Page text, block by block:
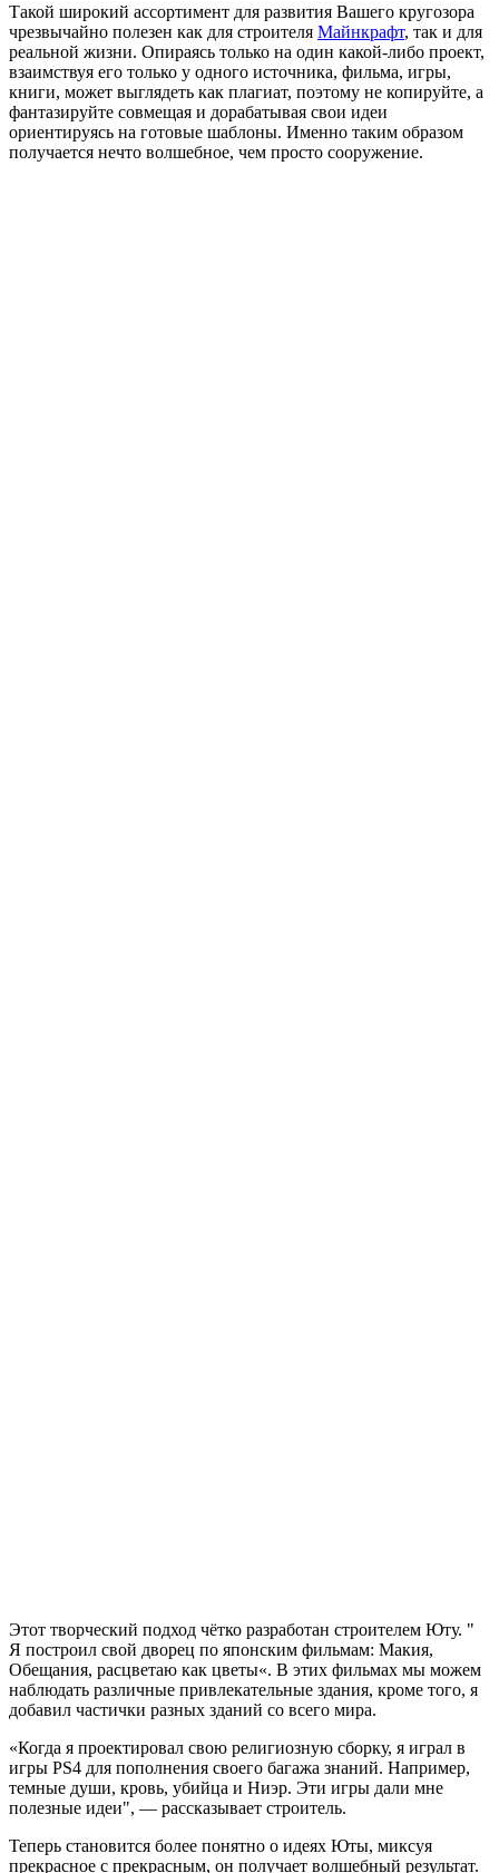
Такой широкий ассортимент для развития Вашего кругозора
чрезвычайно полезен как для строителя Майнкрафт, так и для
реальной жизни. Опираясь только на один какой-либо проект,
взаимствуя его только у одного источника, фильма, игры,
книги, может выглядеть как плагиат, поэтому не копируйте, а
фантазируйте совмещая и дорабатывая свои идеи
ориентируясь на готовые шаблоны. Именно таким образом
получается нечто волшебное, чем просто сооружение.
Этот творческий подход чётко разработан строителем Юту. "
Я построил свой дворец по японским фильмам: Макия,
Обещания, расцветаю как цветы«. В этих фильмах мы можем
наблюдать различные привлекательные здания, кроме того, я
добавил частички разных зданий со всего мира.
«Когда я проектировал свою религиозную сборку, я играл в
игры PS4 для пополнения своего багажа знаний. Например,
темные души, кровь, убийца и Ниэр. Эти игры дали мне
полезные идеи", — рассказывает строитель.
Теперь становится более понятно о идеях Юты, миксуя
прекрасное с прекрасным, он получает волшебный результат.